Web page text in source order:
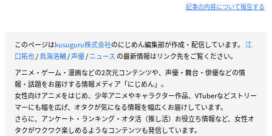
記事の内容について報告する
このページはkusuguru株式会社のにじめん編集部が作成・配信しています。 江
口拓也/鳥海浩輔/声優/ニュース の最新情報はリンク先をご覧ください。
アニメ・ゲーム・漫画などの2次元コンテンツや、声優・舞台・俳優などの情
報・話題をお届けする情報メディア「にじめん」。
女性向けアニメをはじめ、少年アニメやキャラクター作品、VTuberなどストリー
マーにも幅を広げ、オタクが気になる情報を幅広くお届けしています。
さらに、アンケート・ランキング・オタ活（推し活）お役立ち情報など、女性オ
タクがワクワク楽しめるようなコンテンツも発信しています。